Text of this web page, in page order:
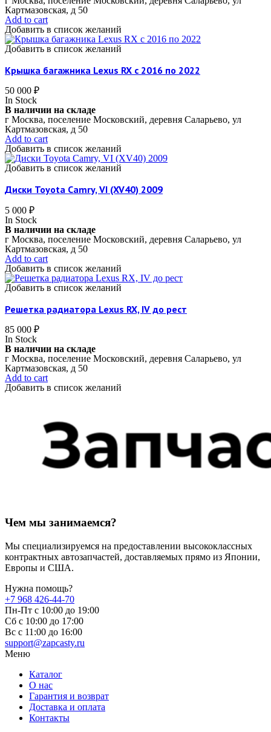
Картмазовская, д 50
Add to cart
Добавить в список желаний
Добавить в список желаний
Крышка багажника Lexus RX c 2016 по 2022
50 000 ₽
In Stock
В наличии на складе
г Москва, поселение Московский, деревня Саларьево, ул
Картмазовская, д 50
Add to cart
Добавить в список желаний
Добавить в список желаний
Диски Toyota Camry, VI (XV40) 2009
5 000 ₽
In Stock
В наличии на складе
г Москва, поселение Московский, деревня Саларьево, ул
Картмазовская, д 50
Add to cart
Добавить в список желаний
Добавить в список желаний
Решетка радиатора Lexus RX, IV до рест
85 000 ₽
In Stock
В наличии на складе
г Москва, поселение Московский, деревня Саларьево, ул
Картмазовская, д 50
Add to cart
Добавить в список желаний
Чем мы занимаемся?
Мы специализируемся на предоставлении высококлассных
контрактных автозапчастей, доставляемых прямо из Японии,
Европы и США.
Нужна помощь?
+7 968 426-44-70
Пн-Пт с 10:00 до 19:00
Сб с 10:00 до 17:00
Вс c 11:00 до 16:00
support@zapcasty.ru
Меню
Каталог
О нас
Гарантия и возврат
Доставка и оплата
Контакты